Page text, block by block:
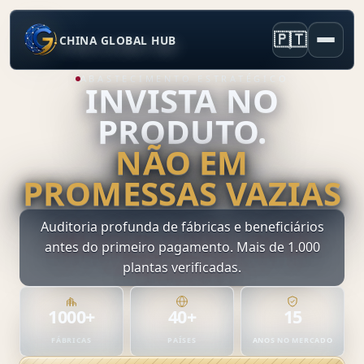
CHINA GLOBAL HUB 🇵🇹
ABASTECIMENTO ESTRATÉGICO
INVISTA NO
PRODUTO.
NÃO EM
PROMESSAS VAZIAS
Auditoria profunda de fábricas e beneficiários
antes do primeiro pagamento. Mais de 1.000
plantas verificadas.
1000+
FÁBRICAS
40+
PAÍSES
15
ANOS NO MERCADO